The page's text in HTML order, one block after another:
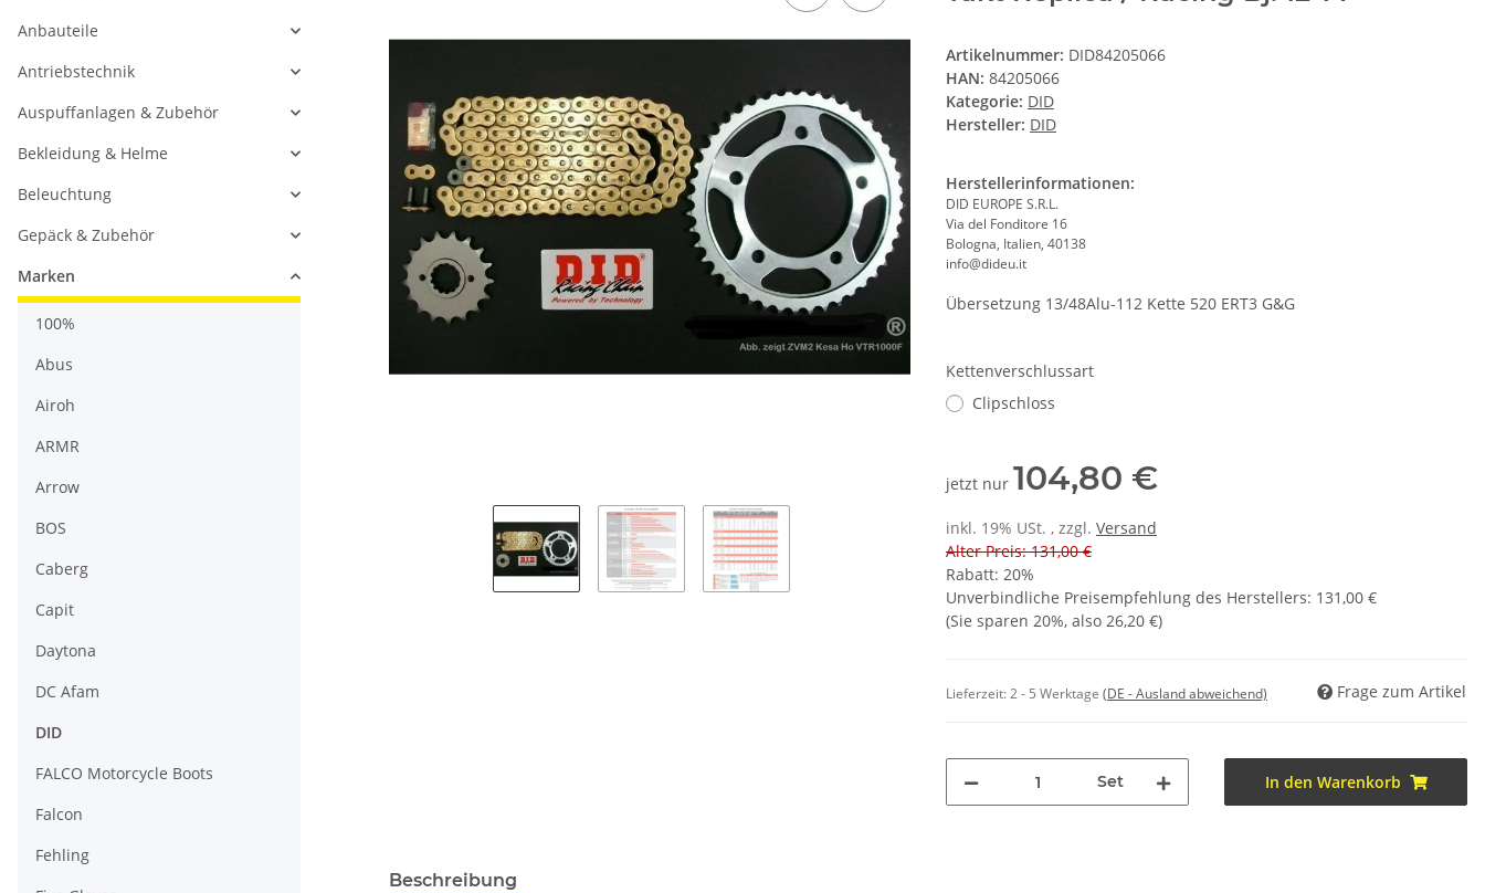
Artikelnummer: DID84205066
HAN: 84205066
Kategorie: DID
Hersteller: DID
Herstellerinformationen:
DID EUROPE S.R.L.
Via del Fonditore 16
Bologna, Italien, 40138
info@dideu.it
Übersetzung 13/48Alu-112 Kette 520 ERT3 G&G
Kettenverschlussart
Clipschloss
jetzt nur 104,80 €
inkl. 19% USt. , zzgl. Versand
Alter Preis: 131,00 €
Rabatt: 20%
Unverbindliche Preisempfehlung des Herstellers: 131,00 €
(Sie sparen 20%, also 26,20 €)
Lieferzeit:2 - 5 Werktage (DE - Ausland abweichend) Frage zum Artikel
Set In den Warenkorb
Beschreibung
Anbauteile
Antriebstechnik
Auspuffanlagen & Zubehör
Bekleidung & Helme
Beleuchtung
Gepäck & Zubehör
Marken
100%
Abus
Airoh
ARMR
Arrow
BOS
Caberg
Capit
Daytona
DC Afam
DID
FALCO Motorcycle Boots
Falcon
Fehling